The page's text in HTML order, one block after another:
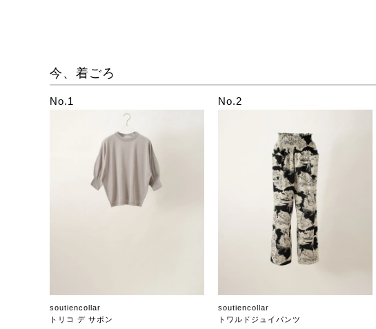
今、着ごろ
No.1
soutiencollar
トリコ デ サボン
No.2
soutiencollar
トワルドジュイパンツ